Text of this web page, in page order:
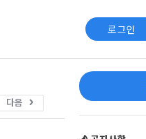
로그인
다음
Sidebar